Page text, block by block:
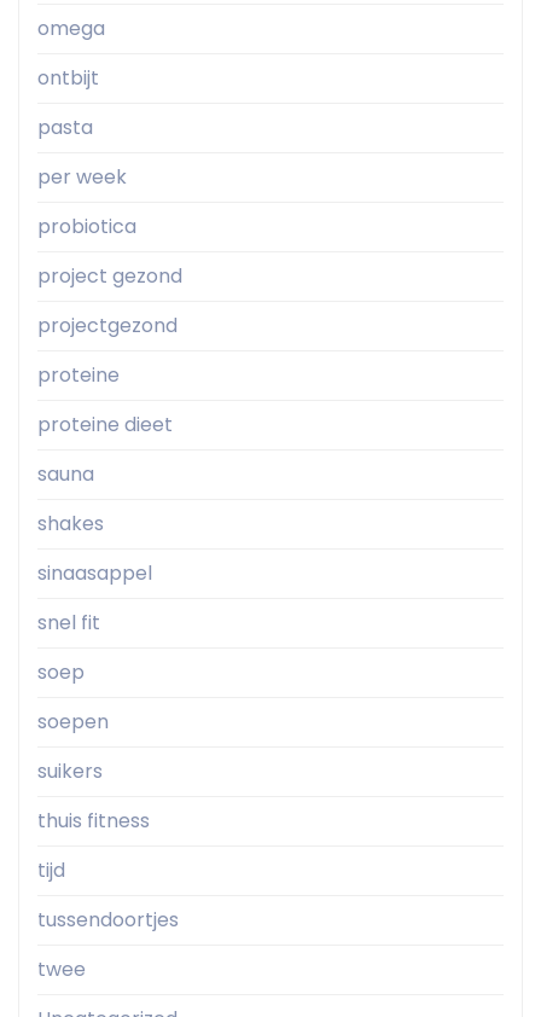
omega
ontbijt
pasta
per week
probiotica
project gezond
projectgezond
proteine
proteine dieet
sauna
shakes
sinaasappel
snel fit
soep
soepen
suikers
thuis fitness
tijd
tussendoortjes
twee